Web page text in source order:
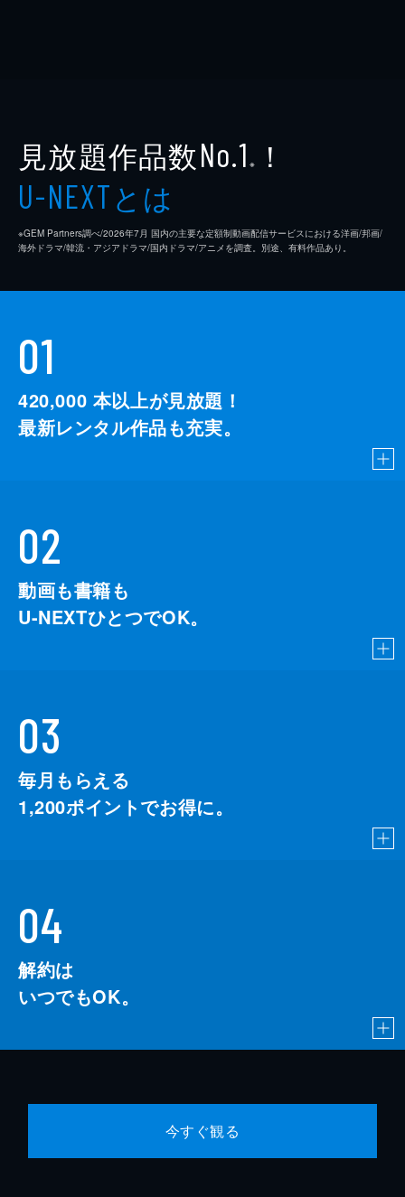
見放題作品数No.1 ※ ！
U-NEXTとは
※GEM Partners調べ/2026年7⽉ 国内の主要な定額制動画配信サービスにおける洋画/邦画/
海外ドラマ/韓流・アジアドラマ/国内ドラマ/アニメを調査。別途、有料作品あり。
01
420,000 本以上が見放題！
最新レンタル作品も充実。
02
動画も書籍も
U-NEXTひとつでOK。
03
毎月もらえる
1,200ポイントでお得に。
04
解約は
いつでもOK。
今すぐ観る